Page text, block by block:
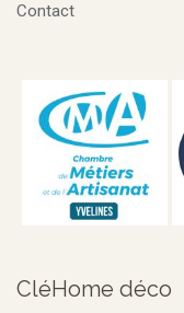
Contact
CléHome déco